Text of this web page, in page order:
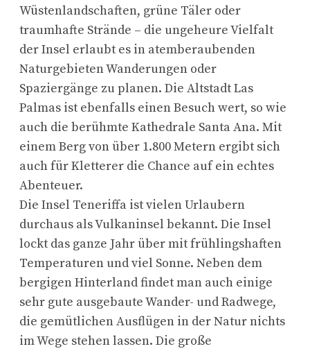
Wüstenlandschaften, grüne Täler oder
traumhafte Strände – die ungeheure Vielfalt
der Insel erlaubt es in atemberaubenden
Naturgebieten Wanderungen oder
Spaziergänge zu planen. Die Altstadt Las
Palmas ist ebenfalls einen Besuch wert, so wie
auch die berühmte Kathedrale Santa Ana. Mit
einem Berg von über 1.800 Metern ergibt sich
auch für Kletterer die Chance auf ein echtes
Abenteuer.
Die Insel Teneriffa ist vielen Urlaubern
durchaus als Vulkaninsel bekannt. Die Insel
lockt das ganze Jahr über mit frühlingshaften
Temperaturen und viel Sonne. Neben dem
bergigen Hinterland findet man auch einige
sehr gute ausgebaute Wander- und Radwege,
die gemütlichen Ausflügen in der Natur nichts
im Wege stehen lassen. Die große